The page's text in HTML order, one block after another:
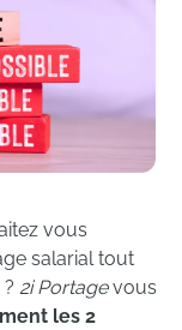
vous
salarial tout
2i Portagevous
les 2